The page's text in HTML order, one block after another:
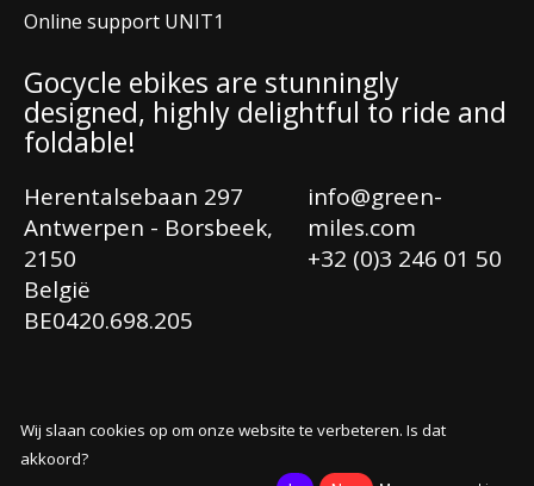
Online support UNIT1
Gocycle ebikes are stunningly
designed, highly delightful to ride and
foldable!
Herentalsebaan 297
Antwerpen - Borsbeek,
2150
België
BE0420.698.205
info@green-
miles.com
+32 (0)3 246 01 50
© Copyright 2026 Greenmiles®
Wij slaan cookies op om onze website te verbeteren. Is dat
akkoord?